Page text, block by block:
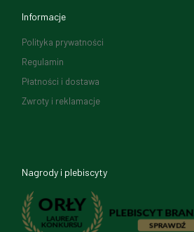
Informacje
Polityka prywatności
Regulamin
Płatności i dostawa
Zwroty i reklamacje
Nagrody i plebiscyty